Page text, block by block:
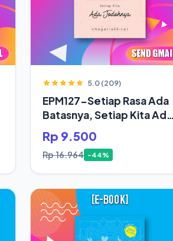
5.0 (209)
EPM127-Setiap Rasa Ada
Batasnya, Setiap Kita Ada
Jodoh
Rp 9.500
Rp 16.964 -44%